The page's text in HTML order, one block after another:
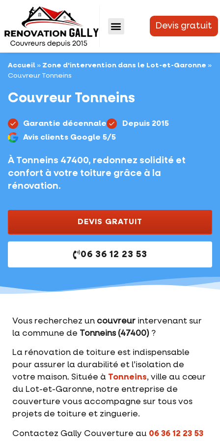
Devis gratuit
Accueil » Zone d'intervention dans le Lot-et-Garonne »
Couvreur Tonneins
Couvreur Tonneins
Garantie décennale
Depuis 2015
Avis clients Google 5/5
À Tonneins 47400, redonnez solidité et
confort à votre toiture grâce à la
rénovation.
DEVIS GRATUIT
06 36 12 23 53
Vous recherchez un couvreur intervenant sur
la commune de Tonneins (47400) ?
La rénovation de toiture est indispensable
pour assurer la durabilité et l’isolation de
votre maison. Située à Tonneins, ville au cœur
du Lot-et-Garonne, notre entreprise de
couverture vous accompagne sur tous vos
projets de toiture et zinguerie.
Contactez Gally Couverture au 06 36 12 23 53